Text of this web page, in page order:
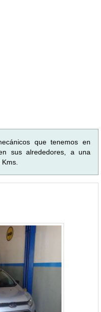
que tenemos en
sus alrededores, a una